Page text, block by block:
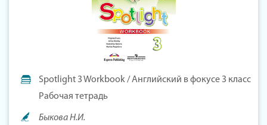
Spotlight 3 Workbook / Английский в фокусе 3 класс
Рабочая тетрадь
Быкова Н.И.